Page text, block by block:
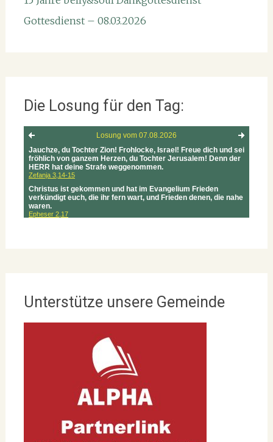
Gottesdienst – 08.03.2026
Die Losung für den Tag:
Unterstütze unsere Gemeinde